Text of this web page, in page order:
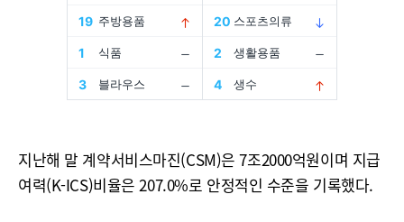
지난해 말 계약서비스마진(CSM)은 7조2000억원이며 지급
여력(K-ICS)비율은 207.0%로 안정적인 수준을 기록했다.